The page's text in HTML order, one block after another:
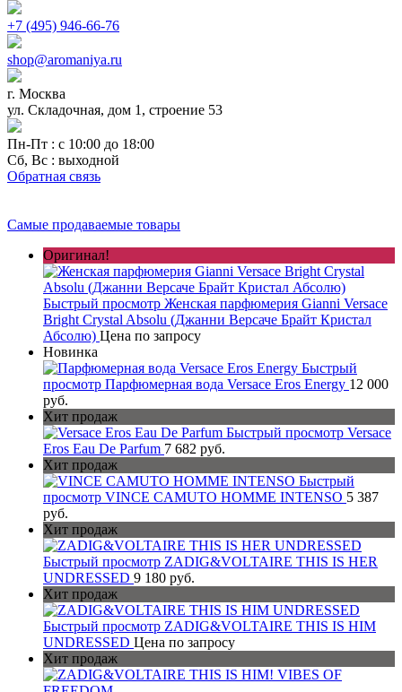
+7 (495) 946-66-76
shop@aromaniya.ru
г. Москва
ул. Складочная, дом 1, строение 53
Пн-Пт : с 10:00 до 18:00
Сб, Вс : выходной
Обратная связь
Самые продаваемые товары
Оригинал!
Быстрый просмотр Женская парфюмерия Gianni Versace
Bright Crystal Absolu (Джанни Версаче Брайт Кристал
Абсолю) Цена по запросу
Новинка
Быстрый
просмотр Парфюмерная вода Versace Eros Energy 12 000
руб.
Хит продаж
Быстрый просмотр Versace
Eros Eau De Parfum 7 682 руб.
Хит продаж
Быстрый
просмотр VINCE CAMUTO HOMME INTENSO 5 387
руб.
Хит продаж
Быстрый просмотр ZADIG&VOLTAIRE THIS IS HER
UNDRESSED 9 180 руб.
Хит продаж
Быстрый просмотр ZADIG&VOLTAIRE THIS IS HIM
UNDRESSED Цена по запросу
Хит продаж